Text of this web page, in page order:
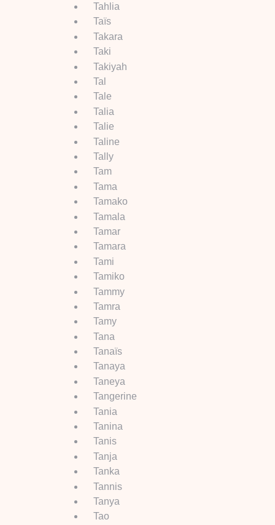
Tahlia
Taïs
Takara
Taki
Takiyah
Tal
Tale
Talia
Talie
Taline
Tally
Tam
Tama
Tamako
Tamala
Tamar
Tamara
Tami
Tamiko
Tammy
Tamra
Tamy
Tana
Tanaïs
Tanaya
Taneya
Tangerine
Tania
Tanina
Tanis
Tanja
Tanka
Tannis
Tanya
Tao